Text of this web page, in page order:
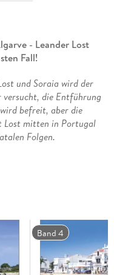
- Leander Lost
Fall!
und Soraia wird der
die Entführung
befreit, aber die
Lostmitten in Portugal
Folgen.
russischen
wenn diese gelingt,
Gefängnis
Learner ein
hat einen Koffer bei
Band 4